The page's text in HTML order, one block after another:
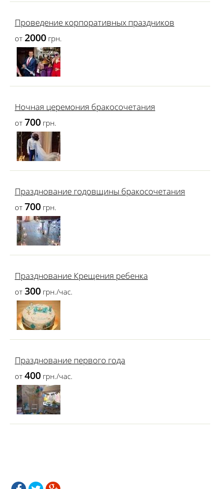
Проведение корпоративных праздников
от 2000 грн.
Ночная церемония бракосочетания
от 700 грн.
Празднование годовщины бракосочетания
от 700 грн.
Празднование Крещения ребенка
от 300 грн./час.
Празднование первого года
от 400 грн./час.